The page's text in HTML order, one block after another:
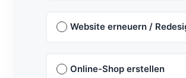
Website erneuern /
Online-Shop erstellen